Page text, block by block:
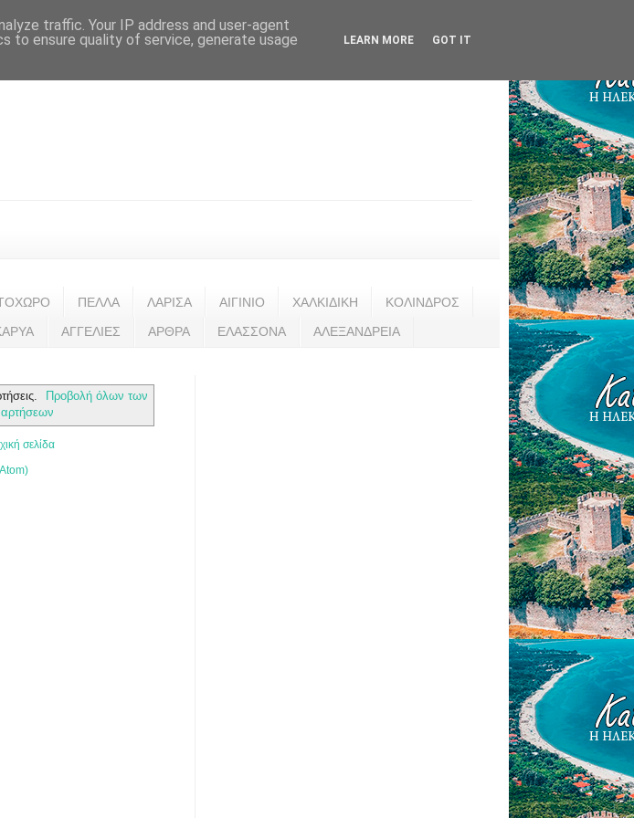
ΠΕΛΛΑ ΛΑΡΙΣΑ ΑΙΓΙΝΙΟ ΧΑΛΚΙΔΙΚΗ ΚΟΛΙΝΔΡΟΣ
ΑΓΓΕΛΙΕΣ ΑΡΘΡΑ ΕΛΑΣΣΟΝΑ ΑΛΕΞΑΝΔΡΕΙΑ
Προβολή όλων των
σελίδα
traffic. Your IP address and user-agent
to ensure quality of service, generate usage
LEARN MORE GOT IT